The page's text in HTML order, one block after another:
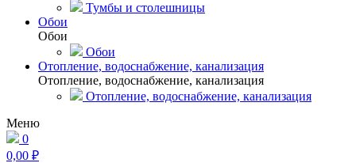
Тумбы и столешницы
Обои
Обои
Обои
Отопление, водоснабжение, канализация
Отопление, водоснабжение, канализация
Отопление, водоснабжение, канализация
Меню
0
0,00 ₽